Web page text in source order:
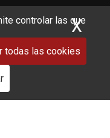
controlar las que
todas las cookies
X